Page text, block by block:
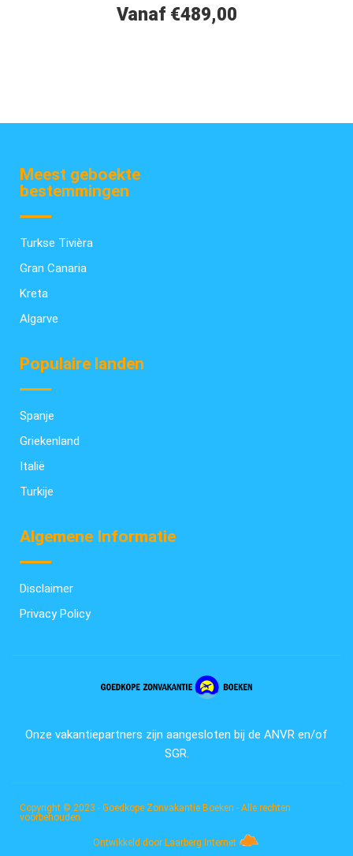
Vanaf €489,00
Meest geboekte
bestemmingen
Turkse Tivièra
Gran Canaria
Kreta
Algarve
Populaire landen
Spanje
Griekenland
Italië
Turkije
Algemene Informatie
Disclaimer
Privacy Policy
Onze vakantiepartners zijn aangesloten bij de ANVR en/of
SGR.
Copyright © 2023 - Goedkope Zonvakantie Boeken - Alle rechten
voorbehouden
Ontwikkeld door Laarberg Internet